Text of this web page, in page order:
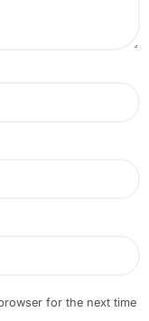
for the next time